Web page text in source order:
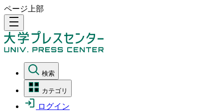
ページ上部
density_medium
検索
カテゴリ
ログイン